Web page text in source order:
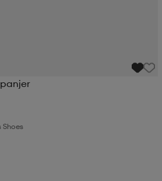
Shoes